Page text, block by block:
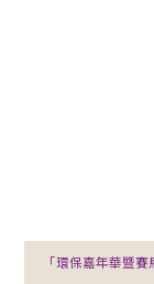
「環保嘉年華暨賽